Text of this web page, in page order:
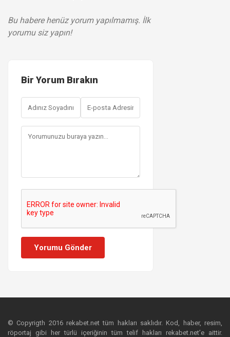
Bu habere henüz yorum yapılmamış. İlk
yorumu siz yapın!
Bir Yorum Bırakın
Yorumu Gönder
© Copyrigth 2016 rekabet.net tüm hakları saklıdır. Kod, haber, resim,
röportaj gibi her türlü içeriğinin tüm telif hakları rekabet.net’e aittir.